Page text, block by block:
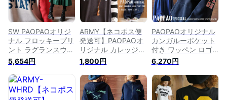
ック アーミー メン
ズライク レディース
M L】【あす楽対
応】
ズライク レディース
バイカー お買い得
ブラック グレー】
【あす楽対応】
ー 綿100% コットン
ヴィンテージ風 古着
風 ユニセックス】
【あす楽対応】
SW PAOPAOオリジ
ナル フロッキープリ
ント ラグランスウェ
ット【トレーナー 袖
切り替え プルオーバ
ー 長袖 アメカジ ナ
チュラル ストリート
森ガール カジュアル
5,654円
ARMY【ネコポス便
発送可】PAOPAOオ
リジナル カレッジ
ロゴ プリント オリ
ジナル Tシャツ【半
袖 重ね着 レイヤー
ド 森ガール 山ガー
ル アメカジ ナチュ
1,800円
PAOPAOオリジナル
カンガルーポケット
付き ワッペン ロゴ
プリント スウェット
【トレーナー 長袖
袖プリント アメカジ
ナチュラル ストリー
ト 森ガール 大人カ
6,270円